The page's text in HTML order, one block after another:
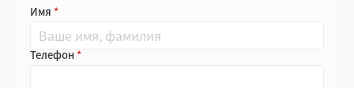
Имя
Телефон